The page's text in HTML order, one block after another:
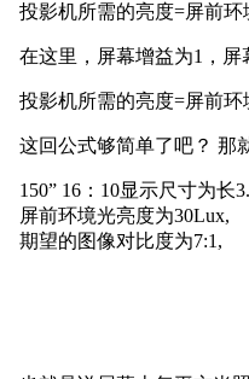
投影机所需的亮度=屏前环
在这里，屏幕增益为1，屏
投影机所需的亮度=屏前环
这回公式够简单了吧？ 那
150” 16：10显示尺寸为长
屏前环境光亮度为30Lux,
期望的图像对比度为7:1,